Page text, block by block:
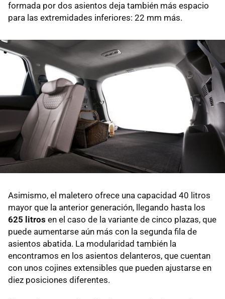
formada por dos asientos deja también más espacio
para las extremidades inferiores: 22 mm más.
Asimismo, el maletero ofrece una capacidad 40 litros
mayor que la anterior generación, llegando hasta los
625 litros en el caso de la variante de cinco plazas, que
puede aumentarse aún más con la segunda fila de
asientos abatida. La modularidad también la
encontramos en los asientos delanteros, que cuentan
con unos cojines extensibles que pueden ajustarse en
diez posiciones diferentes.